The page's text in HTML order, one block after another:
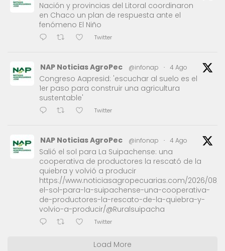
Nación y provincias del Litoral coordinaron
en Chaco un plan de respuesta ante el
fenómeno El Niño
Twitter
NAP Noticias AgroPec @infonap · 4 Ago
Congreso Aapresid: 'escuchar al suelo es el
1er paso para construir una agricultura
sustentable'
Twitter
NAP Noticias AgroPec @infonap · 4 Ago
Salió el sol para La Suipachense: una
cooperativa de productores la rescató de la
quiebra y volvió a producir
https://www.noticiasagropecuarias.com/2026/08/
el-sol-para-la-suipachense-una-cooperativa-
de-productores-la-rescato-de-la-quiebra-y-
volvio-a-producir/@Ruralsuipacha
Twitter
Load More